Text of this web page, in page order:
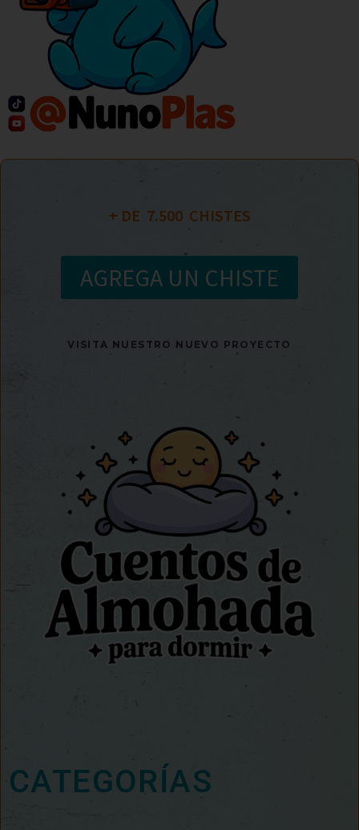
+ DE 7.500
  CHISTES
AGREGA UN CHISTE
VISITA NUESTRO NUEVO PROYECTO
CATEGORÍAS